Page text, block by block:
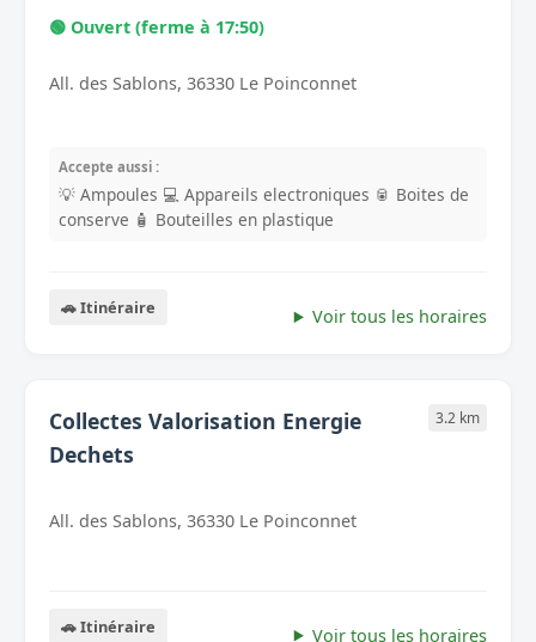
🟢 Ouvert (ferme à 17:50)
All. des Sablons, 36330 Le Poinconnet
Accepte aussi :
💡 Ampoules 💻 Appareils electroniques 🥫 Boites de
conserve 🧴 Bouteilles en plastique
🚗 Itinéraire Voir tous les horaires
Collectes Valorisation Energie
Dechets
3.2 km
All. des Sablons, 36330 Le Poinconnet
🚗 Itinéraire Voir tous les horaires